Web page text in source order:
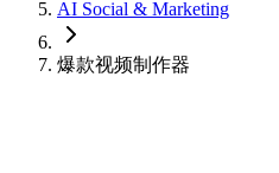
AI Social & Marketing
爆款视频制作器